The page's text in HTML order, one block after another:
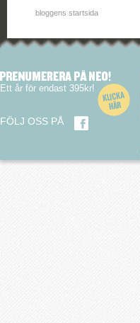
bloggens startsida
Ett år för endast 395kr!
FÖLJ OSS PÅ